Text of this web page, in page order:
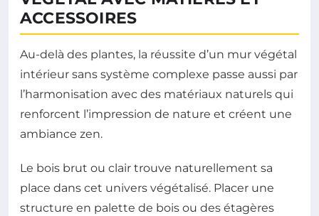
ACCESSOIRES
Au-delà des plantes, la réussite d’un mur végétal
intérieur sans système complexe passe aussi par
l’harmonisation avec des matériaux naturels qui
renforcent l’impression de nature et créent une
ambiance zen.
Le bois brut ou clair trouve naturellement sa
place dans cet univers végétalisé. Placer une
structure en palette de bois ou des étagères